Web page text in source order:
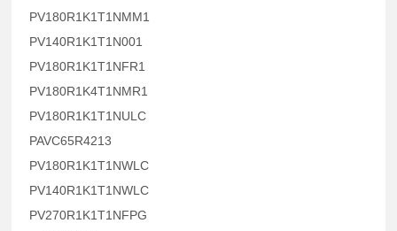
PV180R1K1T1NMM1
PV140R1K1T1N001
PV180R1K1T1NFR1
PV180R1K4T1NMR1
PV180R1K1T1NULC
PAVC65R4213
PV180R1K1T1NWLC
PV140R1K1T1NWLC
PV270R1K1T1NFPG